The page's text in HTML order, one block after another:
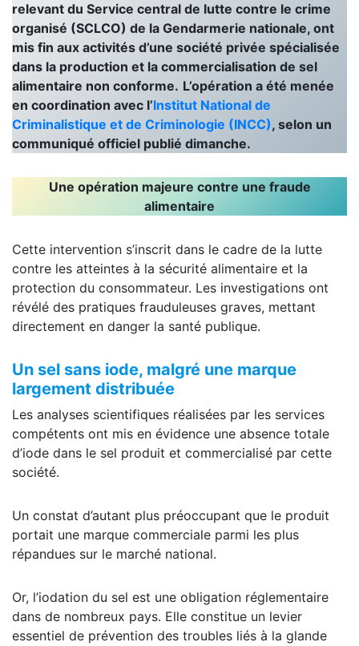
relevant du Service central de lutte contre le crime
organisé (SCLCO) de la Gendarmerie nationale, ont
mis fin aux activités d’une société privée spécialisée
dans la production et la commercialisation de sel
alimentaire non conforme. L’opération a été menée
en coordination avec l’Institut National de
Criminalistique et de Criminologie (INCC), selon un
communiqué officiel publié dimanche.
Une opération majeure contre une fraude
alimentaire
Cette intervention s’inscrit dans le cadre de la lutte
contre les atteintes à la sécurité alimentaire et la
protection du consommateur. Les investigations ont
révélé des pratiques frauduleuses graves, mettant
directement en danger la santé publique.
Un sel sans iode, malgré une marque
largement distribuée
Les analyses scientifiques réalisées par les services
compétents ont mis en évidence une absence totale
d’iode dans le sel produit et commercialisé par cette
société.
Un constat d’autant plus préoccupant que le produit
portait une marque commerciale parmi les plus
répandues sur le marché national.
Or, l’iodation du sel est une obligation réglementaire
dans de nombreux pays. Elle constitue un levier
essentiel de prévention des troubles liés à la glande